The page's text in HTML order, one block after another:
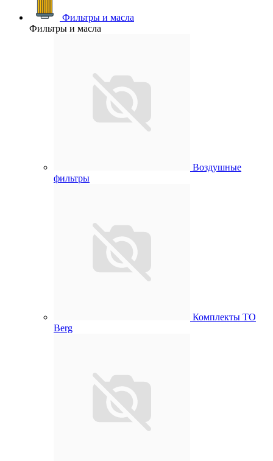
Фильтры и масла
Фильтры и масла
Воздушные
фильтры
Комплекты ТО
Berg